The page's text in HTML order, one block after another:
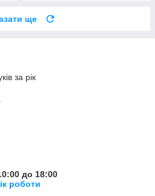
ще
за рік
до 18:00
роботи